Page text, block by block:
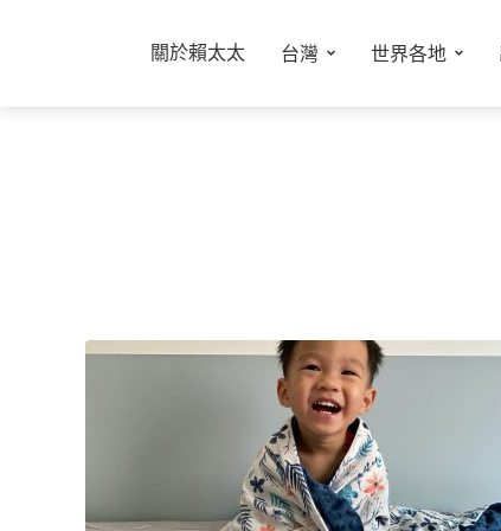
關於賴太太 台灣 世界各地